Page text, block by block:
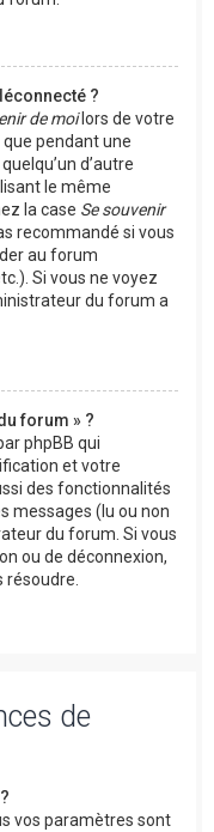
?
de moilors de votre
pendant une
d’autre
le même
la case Se souvenir
recommandé si vous
au forum
Si vous ne voyez
du forum a
forum » ?
phpBB qui
et votre
des fonctionnalités
messages (lu ou non
du forum. Si vous
ou de déconnexion,
résoudre.
de
vos paramètres sont